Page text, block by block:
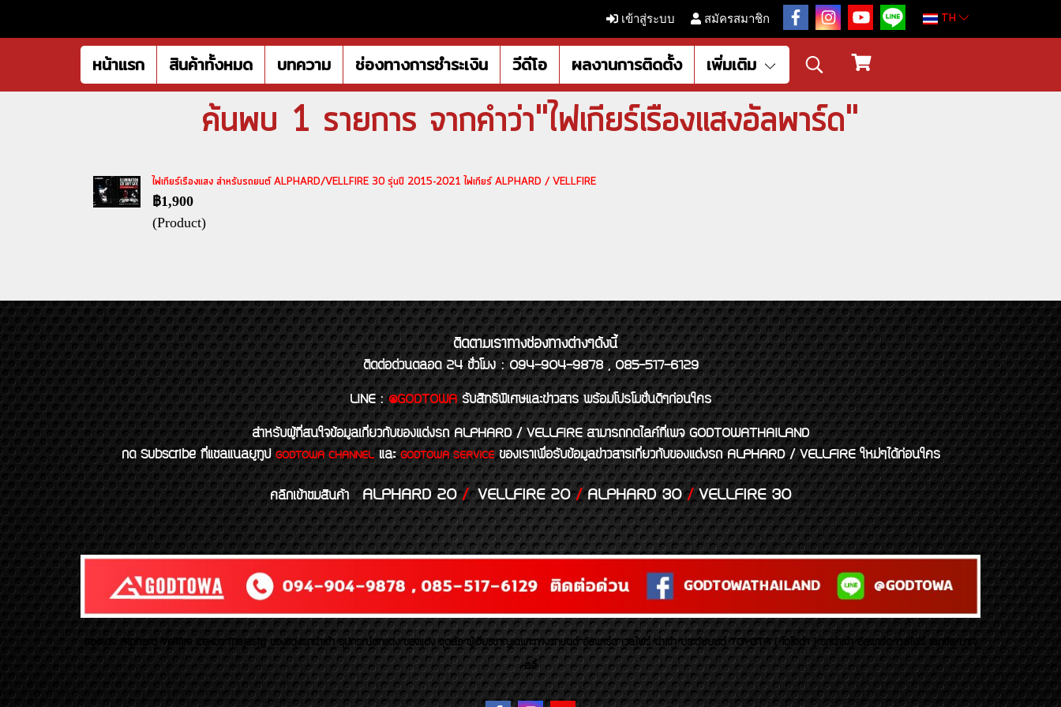
เข้าสู่ระบบ สมัครสมาชิก TH
หน้าแรก สินค้าทั้งหมด บทความ ช่องทางการชำระเงิน วีดีโอ ผลงานการติดตั้ง เพิ่มเติม
ค้นพบ 1 รายการ จากคำว่า"ไฟเกียร์เรืองแสงอัลพาร์ด"
ไฟเกียร์เรืองแสง สำหรับรถยนต์ ALPHARD/VELLFIRE 30 รุ่นปี 2015-2021 ไฟเกียร์ ALPHARD / VELLFIRE
฿1,900
(Product)
ติดตามเราทางช่องทางต่างๆดังนี้
ติดต่อด่วนตลอด 24 ชั่วโมง : 094-904-9878 , 085-517-6129
LINE : @GODTOWA รับสิทธิพิเศษและข่าวสาร พร้อมโปรโมชั่นดีๆก่อนใคร
สำหรับผู้ที่สนใจข้อมูลเกี่ยวกับของแต่งรถ ALPHARD / VELLFIRE สามารถกดไลค์ที่เพจ GODTOWATHAILAND
กด Subscribe ที่แชลแนลยูทูปGODTOWA CHANNELและGODTOWA SERVICEของเราเพื่อรับข้อมูลข่าวสารเกี่ยวกับของแต่งรถ ALPHARD / VELLFIRE ใหม่ๆได้ก่อนใคร
คลิกเข้าชมสินค้า ALPHARD 20/VELLFIRE 20/ALPHARD 30/VELLFIRE 30
ของเเต่ง Alphard Vellfire Lexus Majesty ของเเต่งรถนำเข้า อุปกรณ์ตกแต่ง ของแต่ง ชุดล้อ ผู้เชี่ยวชาญเฉพาะทางรถยนต์ อัลพาร์ด เวลไฟร์ นำเข้า ประดับยนต์ TOYOTA ( โตโยต้า ) รถนำเข้า อัลพาร์ด เวลไฟร์ เลกซัส มาเจ
สตี้